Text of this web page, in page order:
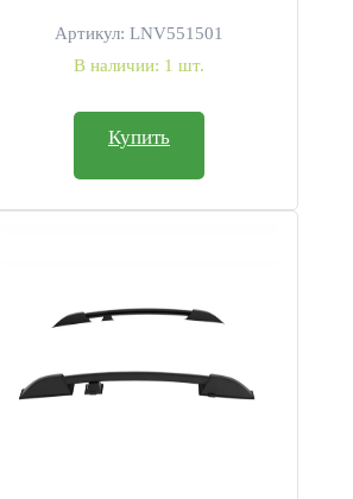
Артикул: LNV551501
В наличии: 1 шт.
Купить